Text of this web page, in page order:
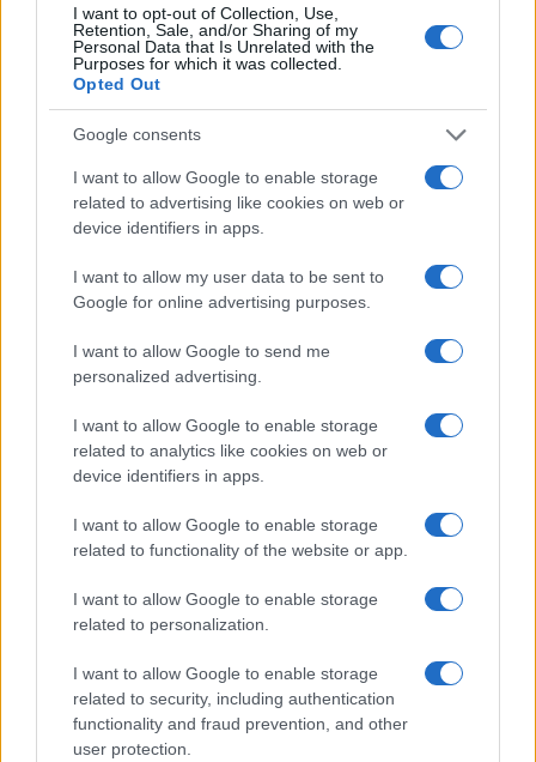
I want to opt-out of Collection, Use,
Retention, Sale, and/or Sharing of my
Personal Data that Is Unrelated with the
Purposes for which it was collected.
Opted Out
Google consents
I want to allow Google to enable storage
related to advertising like cookies on web or
device identifiers in apps.
I want to allow my user data to be sent to
Google for online advertising purposes.
I want to allow Google to send me
personalized advertising.
I want to allow Google to enable storage
related to analytics like cookies on web or
device identifiers in apps.
I want to allow Google to enable storage
related to functionality of the website or app.
I want to allow Google to enable storage
related to personalization.
I want to allow Google to enable storage
related to security, including authentication
functionality and fraud prevention, and other
user protection.
solo se nazioni libere uniscono i loro sforzi contro
tiranni invasori. Ieri Hitler, oggi Putin.
Terzo, libertà e democrazia non sono gratis,
hanno un prezzo che va condiviso tra tutti coloro
che credono in questi valori.
Quarto, la guerra è una follia, certo, ma la
responsabilità sta in capo a chi la inizia, non a chi
è costretto a finirla.
Ecco, quando parliamo di quello che sta
succedendo in Ucraina, teniamo ben presente
questa storia che ci ha riguardato da vicino,
perché se dimentichiamo dove e come è nata la
nostra libertà, se la misuriamo solo in base
all’andamento del costo della bolletta del gas,
beh, allora stiamo sputando addosso a quei 2500
1944. Un decimo di quelli deceduti in tutto il